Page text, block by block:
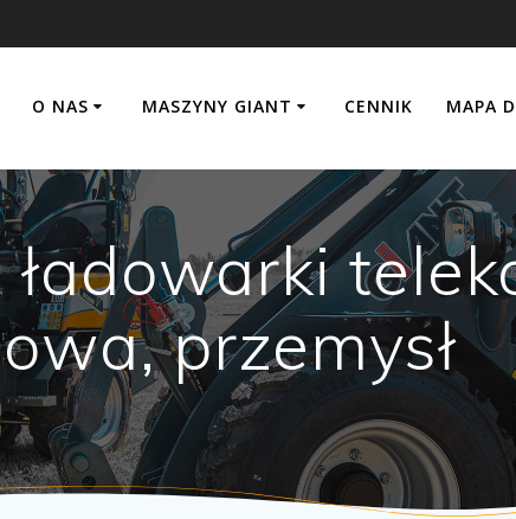
O NAS MASZYNY GIANT CENNIK MAPA
przemysł